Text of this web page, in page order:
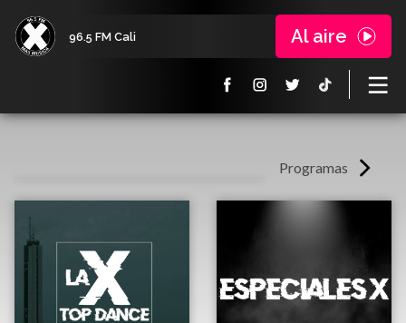
96.5 FM Cali Al aire
Programas